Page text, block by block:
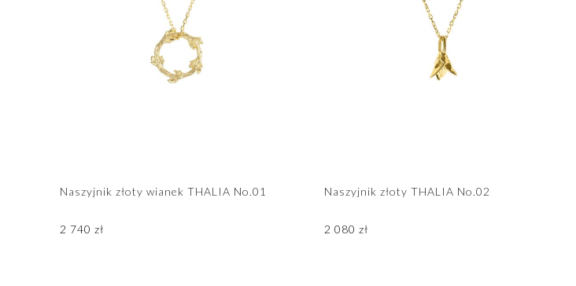
Naszyjnik złoty wianek THALIA No.01
2 740 zł
Naszyjnik złoty THALIA No.02
2 080 zł